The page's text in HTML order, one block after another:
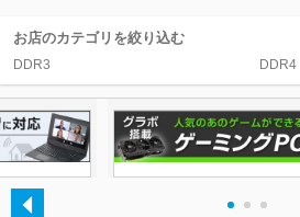
お店のカテゴリを絞り込む
DDR3 DDR4
除外ワード